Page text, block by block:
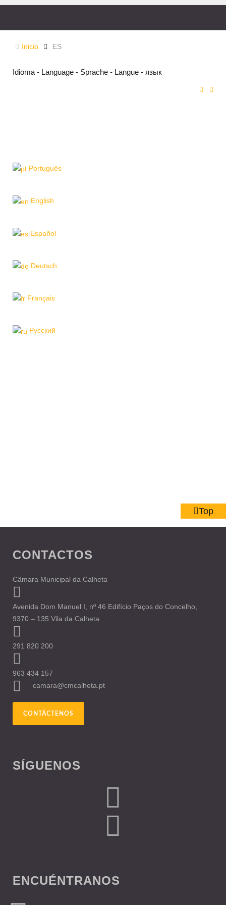
Inicio ES
Idioma - Language - Sprache - Langue - язык
Português
English
Español
Deutsch
Français
Pусский
CONTACTOS
Câmara Municipal da Calheta
Avenida Dom Manuel I, nº 46 Edifício Paços do Concelho,
9370 – 135 Vila da Calheta
291 820 200
963 434 157
camara@cmcalheta.pt
CONTÁCTENOS
SÍGUENOS
ENCUÉNTRANOS
Top